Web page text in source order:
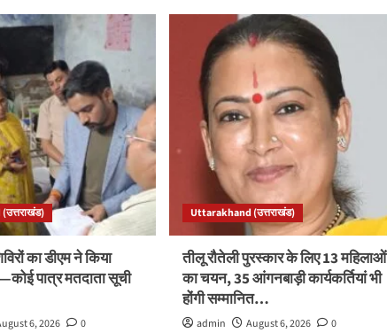
का डीएम ने किया
पात्र मतदाता सूची
6, 2026 0
Uttarakhand (उत्तराखंड)
तीलू रौतेली पुरस्कार के लिए 13 महिलाओं
का चयन, 35 आंगनबाड़ी कार्यकर्तियां भी
होंगी सम्मानित…
admin August 6, 2026 0